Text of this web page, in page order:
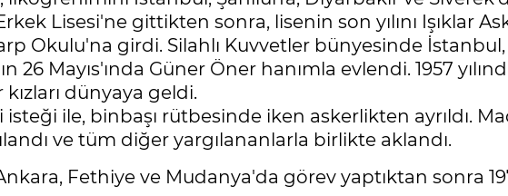
Lisesi'ne gittikten sonra, lisenin son yılını Işıklar
Okulu'na girdi. Silahlı Kuvvetler bünyesinde
26 Mayıs'ında Güner Öner hanımla evlendi. 1957
kızları dünyaya geldi.
isteği ile, binbaşı rütbesinde iken askerlikten ayrıldı.
ve tüm diğer yargılananlarla birlikte aklandı.
Fethiye ve Mudanya'da görev yaptıktan sonra